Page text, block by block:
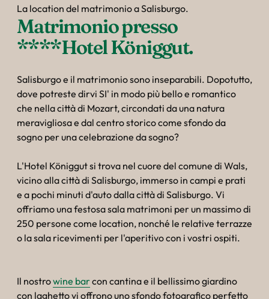
La location del matrimonio a Salisburgo.
Matrimonio presso
****Hotel Königgut.
Salisburgo e il matrimonio sono inseparabili. Dopotutto,
dove potreste dirvi SI' in modo più bello e romantico
che nella città di Mozart, circondati da una natura
meravigliosa e dal centro storico come sfondo da
sogno per una celebrazione da sogno?
L'Hotel Königgut si trova nel cuore del comune di Wals,
vicino alla città di Salisburgo, immerso in campi e prati
e a pochi minuti d'auto dalla città di Salisburgo. Vi
offriamo una festosa sala matrimoni per un massimo di
250 persone come location, nonché le relative terrazze
o la sala ricevimenti per l'aperitivo con i vostri ospiti.
Il nostrowine barcon cantina e il bellissimo giardino
con laghetto vi offrono uno sfondo fotografico perfetto